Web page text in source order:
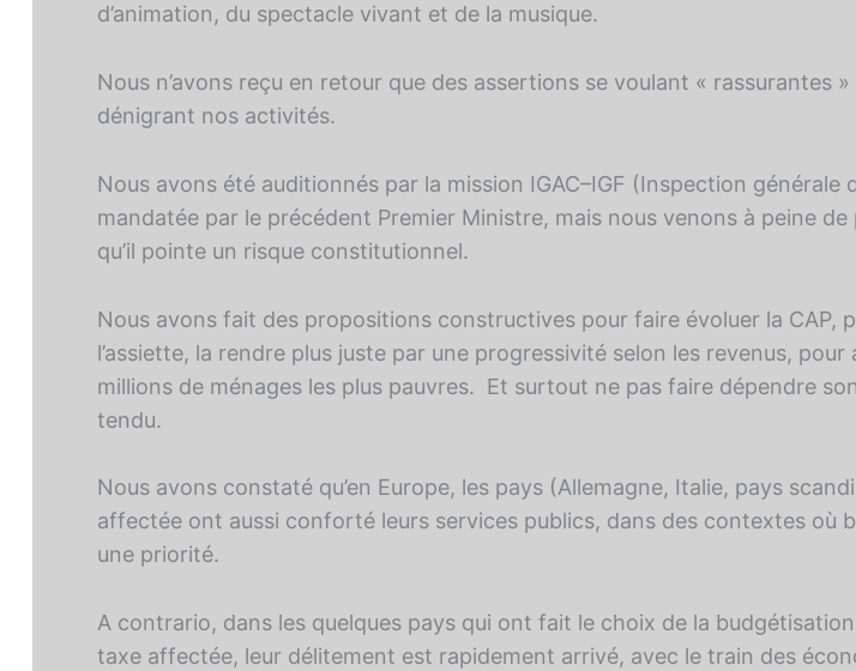
d’animation, du spectacle vivant et de la musique.
Nous n’avons reçu en retour que des assertions se voulant «
dénigrant nos activités.
Nous avons été auditionnés par la mission IGAC–IGF (Inspection
mandatée par le précédent Premier Ministre, mais nous venons à peine
qu’il pointe un risque constitutionnel.
Nous avons fait des propositions constructives pour faire évoluer la CAP,
l’assiette, la rendre plus juste par une progressivité selon les revenus,
millions de ménages les plus pauvres. Et surtout ne pas faire dépendre
tendu.
Nous avons constaté qu’en Europe, les pays (Allemagne, Italie, pays
affectée ont aussi conforté leurs services publics, dans des contextes
une priorité.
A contrario, dans les quelques pays qui ont fait le choix de la
taxe affectée, leur délitement est rapidement arrivé, avec le train des